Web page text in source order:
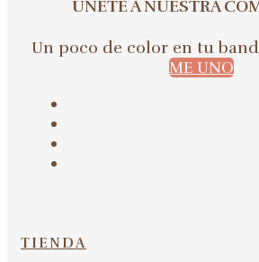
ÚNETE A NUESTRA
Un poco de color en tu
ME UNO
TIENDA